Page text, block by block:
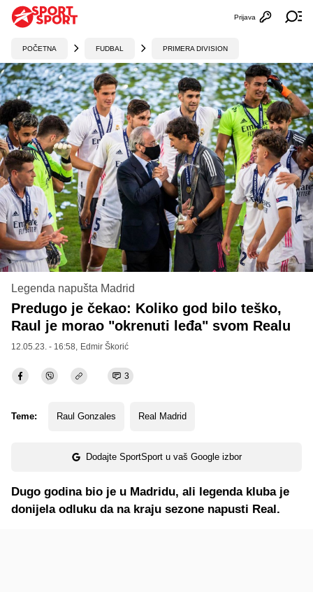
Otvori
Prijava
POČETNA FUDBAL PRIMERA DIVISION
Legenda napušta Madrid
Predugo je čekao: Koliko god bilo teško,
Raul je morao "okrenuti leđa" svom Realu
12.05.23. - 16:58, Edmir Škorić
3
Teme: Raul Gonzales Real Madrid
Dodajte SportSport u vaš Google izbor
Dugo godina bio je u Madridu, ali legenda kluba je
donijela odluku da na kraju sezone napusti Real.